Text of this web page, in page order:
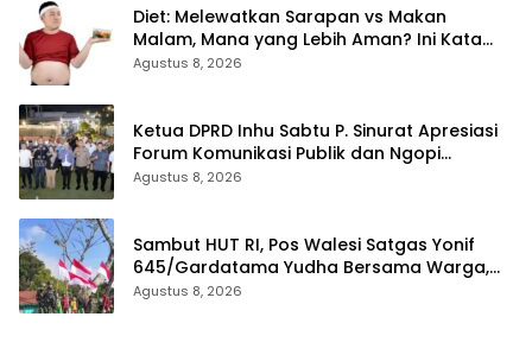
Diet: Melewatkan Sarapan vs Makan
Malam, Mana yang Lebih Aman? Ini Kata
Dokter
Agustus 8, 2026
Ketua DPRD Inhu Sabtu P. Sinurat Apresiasi
Forum Komunikasi Publik dan Ngopi
Bersama Kejari Inhu
Agustus 8, 2026
Sambut HUT RI, Pos Walesi Satgas Yonif
645/Gardatama Yudha Bersama Warga,
Kibarkan Merah Putih di Bukit Walesi
Agustus 8, 2026